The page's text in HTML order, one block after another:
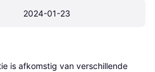
2024-01-23
is afkomstig van verschillende